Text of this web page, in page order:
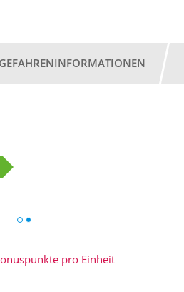
GEFAHRENINFORMATIONEN
pro Einheit